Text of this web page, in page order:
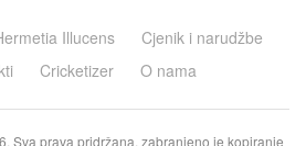
Illucens
Cjenik i narudžbe
Cricketizer O nama
Sva prava pridržana, zabranjeno je kopiranje